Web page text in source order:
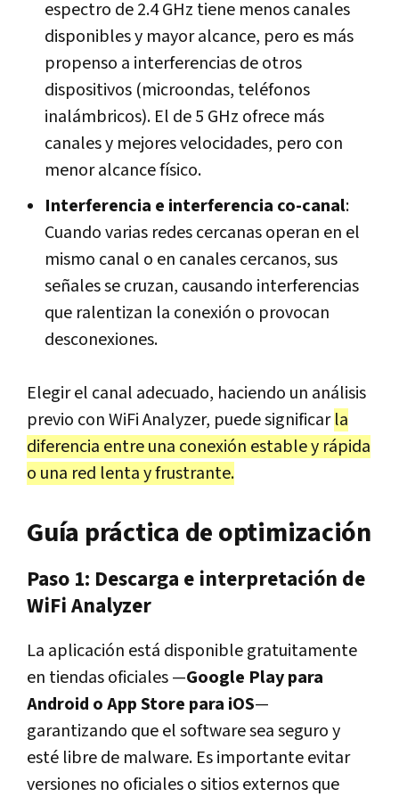
espectro de 2.4 GHz tiene menos canales
disponibles y mayor alcance, pero es más
propenso a interferencias de otros
dispositivos (microondas, teléfonos
inalámbricos). El de 5 GHz ofrece más
canales y mejores velocidades, pero con
menor alcance físico.
Interferencia e interferencia co-canal:
Cuando varias redes cercanas operan en el
mismo canal o en canales cercanos, sus
señales se cruzan, causando interferencias
que ralentizan la conexión o provocan
desconexiones.
Elegir el canal adecuado, haciendo un análisis
previo con WiFi Analyzer, puede significarla
diferencia entre una conexión estable y rápida
o una red lenta y frustrante.
Guía práctica de optimización
Paso 1: Descarga e interpretación de
WiFi Analyzer
La aplicación está disponible gratuitamente
en tiendas oficiales —Google Play para
Android o App Store para iOS—
garantizando que el software sea seguro y
esté libre de malware. Es importante evitar
versiones no oficiales o sitios externos que